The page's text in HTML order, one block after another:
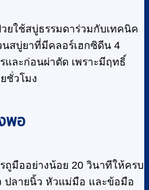
ยใช้สบู่ธรรมดาร่วมกับเทคนิค
นสบู่ยาที่มีคลอร์เฮกซิดีน 4
และก่อนผ่าตัด เพราะมีฤทธิ์
ชั่วโมง
พอ
ถูมืออย่างน้อย 20 วินาทีให้ครบ
ลายนิ้ว หัวแม่มือ และข้อมือ